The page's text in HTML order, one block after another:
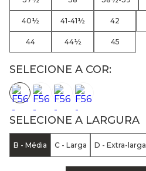
40½ 41-41½ 42
44 44½ 45
SELECIONE A COR:
SELECIONE A LARGURA
B - Média C - Larga D - Extra-larga